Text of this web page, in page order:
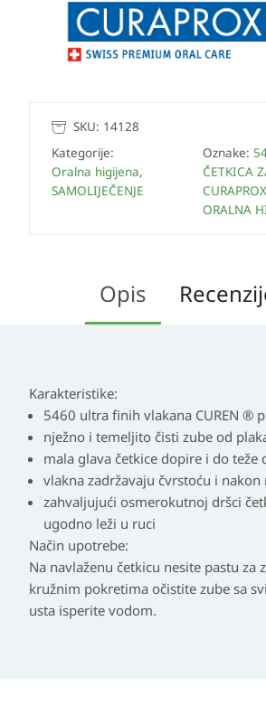
SKU: 14128
Kategorije:
Oralna higijena,
SAMOLIJEČENJE
Oznake:
ČETKICA
CURAPROX
ORALNA
Opis
Karakteristike:
5460 ultra finih vlakana CUREN ®
nježno i temeljito čisti zube od
mala glava četkice dopire i do teže
vlakna zadržavaju čvrstoću i nakon
zahvaljujući osmerokutnoj dršci
ugodno leži u ruci
Način upotrebe:
Na navlaženu četkicu nesite pastu za
kružnim pokretima očistite zube sa
usta isperite vodom.